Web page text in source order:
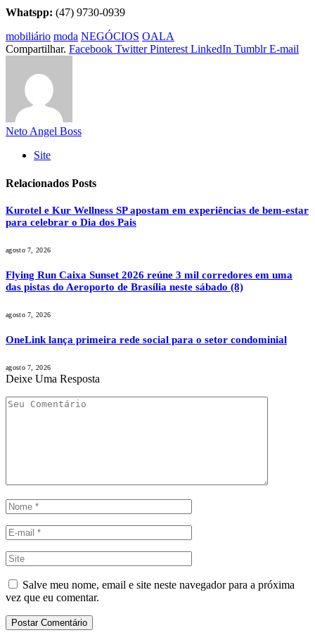
Whatspp: (47) 9730-0939
mobiliário moda NEGÓCIOS OALA
Compartilhar. Facebook Twitter Pinterest LinkedIn Tumblr E-mail
Neto Angel Boss
Site
Relacionados Posts
Kurotel e Kur Wellness SP apostam em experiências de bem-estar
para celebrar o Dia dos Pais
agosto 7, 2026
Flying Run Caixa Sunset 2026 reúne 3 mil corredores em uma
das pistas do Aeroporto de Brasília neste sábado (8)
agosto 7, 2026
OneLink lança primeira rede social para o setor condominial
agosto 7, 2026
Deixe Uma Resposta
Salve meu nome, email e site neste navegador para a próxima
vez que eu comentar.